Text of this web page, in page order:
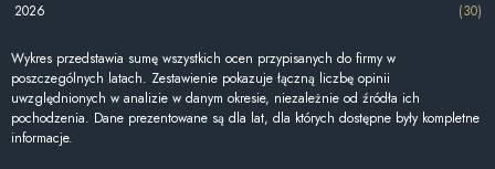
2026 (30)
Wykres przedstawia sumę wszystkich ocen przypisanych do firmy w
poszczególnych latach. Zestawienie pokazuje łączną liczbę opinii
uwzględnionych w analizie w danym okresie, niezależnie od źródła ich
pochodzenia. Dane prezentowane są dla lat, dla których dostępne były kompletne
informacje.